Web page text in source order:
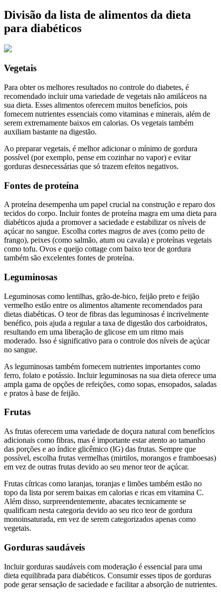
Divisão da lista de alimentos da dieta
para diabéticos
Vegetais
Para obter os melhores resultados no controle do diabetes, é
recomendado incluir uma variedade de vegetais não amiláceos na
sua dieta. Esses alimentos oferecem muitos benefícios, pois
fornecem nutrientes essenciais como vitaminas e minerais, além de
serem extremamente baixos em calorias. Os vegetais também
auxiliam bastante na digestão.
Ao preparar vegetais, é melhor adicionar o mínimo de gordura
possível (por exemplo, pense em cozinhar no vapor) e evitar
gorduras desnecessárias que só trazem efeitos negativos.
Fontes de proteína
A proteína desempenha um papel crucial na construção e reparo dos
tecidos do corpo. Incluir fontes de proteína magra em uma dieta para
diabéticos ajuda a promover a saciedade e estabilizar os níveis de
açúcar no sangue. Escolha cortes magros de aves (como peito de
frango), peixes (como salmão, atum ou cavala) e proteínas vegetais
como tofu. Ovos e queijo cottage com baixo teor de gordura
também são excelentes fontes de proteína.
Leguminosas
Leguminosas como lentilhas, grão-de-bico, feijão preto e feijão
vermelho estão entre os alimentos altamente recomendados para
dietas diabéticas. O teor de fibras das leguminosas é incrivelmente
benéfico, pois ajuda a regular a taxa de digestão dos carboidratos,
resultando em uma liberação de glicose em um ritmo mais
moderado. Isso é significativo para o controle dos níveis de açúcar
no sangue.
As leguminosas também fornecem nutrientes importantes como
ferro, folato e potássio. Incluir leguminosas na sua dieta oferece uma
ampla gama de opções de refeições, como sopas, ensopados, saladas
e pratos à base de feijão.
Frutas
As frutas oferecem uma variedade de doçura natural com benefícios
adicionais como fibras, mas é importante estar atento ao tamanho
das porções e ao índice glicêmico (IG) das frutas. Sempre que
possível, escolha frutas vermelhas (mirtilos, morangos e framboesas)
em vez de outras frutas devido ao seu menor teor de açúcar.
Frutas cítricas como laranjas, toranjas e limões também estão no
topo da lista por serem baixas em calorias e ricas em vitamina C.
Além disso, surpreendentemente, abacates tecnicamente se
qualificam nesta categoria devido ao seu rico teor de gordura
monoinsaturada, em vez de serem categorizados apenas como
vegetais.
Gorduras saudáveis
Incluir gorduras saudáveis com moderação é essencial para uma
dieta equilibrada para diabéticos. Consumir esses tipos de gorduras
pode gerar sensação de saciedade e facilitar a absorção de nutrientes.